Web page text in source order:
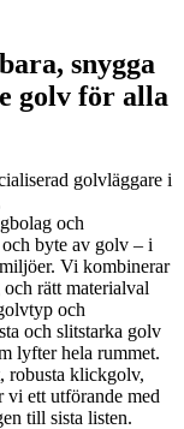
snygga
golv för alla
golvläggare i
och
byte av golv – i
Vi kombinerar
rätt materialval
och
och slitstarka golv
lyfter hela rummet.
robusta klickgolv,
vi ett utförande med
till sista listen.